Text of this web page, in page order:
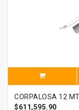
$611,595.90